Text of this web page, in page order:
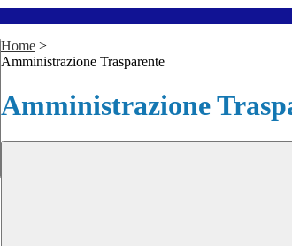
Home >
Amministrazione Trasparente
Amministrazione